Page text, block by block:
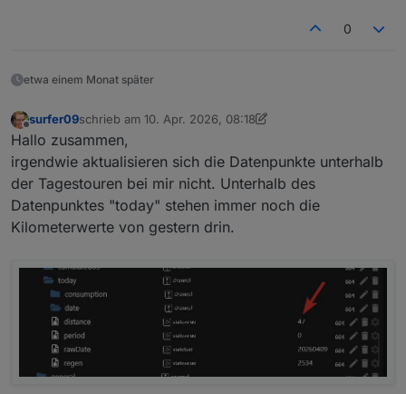
0
etwa einem Monat später
Offline
surfer09schrieb am 10. Apr. 2026, 08:18
zuletzt editiert von surfer094. Okt. 2026, 10:19
Hallo zusammen,
irgendwie aktualisieren sich die Datenpunkte unterhalb
der Tagestouren bei mir nicht. Unterhalb des
Datenpunktes "today" stehen immer noch die
Kilometerwerte von gestern drin.